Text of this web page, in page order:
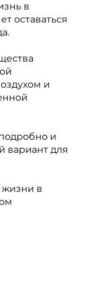
в
оставаться
и
и
вариант для
жизни в